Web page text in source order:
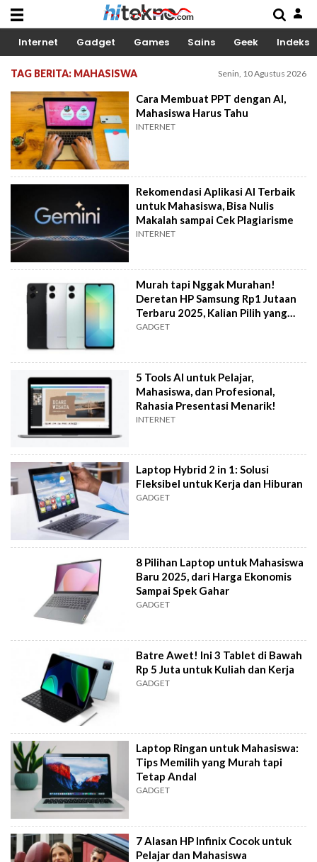
Internet Gadget Games Sains Geek Indeks
TAG BERITA: MAHASISWA Senin, 10 Agustus 2026
Cara Membuat PPT dengan AI,
Mahasiswa Harus Tahu
INTERNET
Rekomendasi Aplikasi AI Terbaik
untuk Mahasiswa, Bisa Nulis
Makalah sampai Cek Plagiarisme
INTERNET
Murah tapi Nggak Murahan!
Deretan HP Samsung Rp1 Jutaan
Terbaru 2025, Kalian Pilih yang
Mana?
GADGET
5 Tools AI untuk Pelajar,
Mahasiswa, dan Profesional,
Rahasia Presentasi Menarik!
INTERNET
Laptop Hybrid 2 in 1: Solusi
Fleksibel untuk Kerja dan Hiburan
GADGET
8 Pilihan Laptop untuk Mahasiswa
Baru 2025, dari Harga Ekonomis
Sampai Spek Gahar
GADGET
Batre Awet! Ini 3 Tablet di Bawah
Rp 5 Juta untuk Kuliah dan Kerja
GADGET
Laptop Ringan untuk Mahasiswa:
Tips Memilih yang Murah tapi
Tetap Andal
GADGET
7 Alasan HP Infinix Cocok untuk
Pelajar dan Mahasiswa